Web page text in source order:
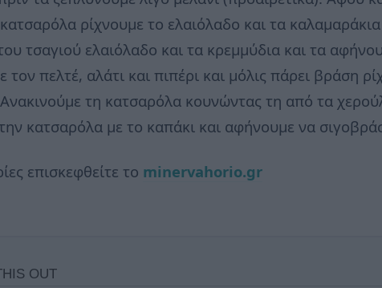
ρίχνουμε το ελαιόλαδο και τα
τσαγιού ελαιόλαδο και τα κρεμμύδια και τα
τον πελτέ, αλάτι και πιπέρι και μόλις πάρει βράση
τη κατσαρόλα κουνώντας τη από τα
κατσαρόλα με το καπάκι και αφήνουμε να
επισκεφθείτε το minervahorio.gr